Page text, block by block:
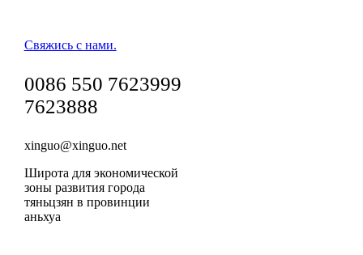
Свяжись с нами.
0086 550 7623999
7623888
xinguo@xinguo.net
Широта для экономической
зоны развития города
тяньцзян в провинции
аньхуа